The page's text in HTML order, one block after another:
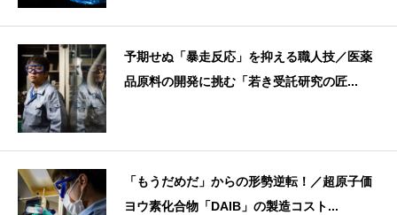
予期せぬ「暴走反応」を抑える職人技／医薬
品原料の開発に挑む「若き受託研究の匠...
「もうだめだ」からの形勢逆転！／超原子価
ヨウ素化合物「DAIB」の製造コスト...